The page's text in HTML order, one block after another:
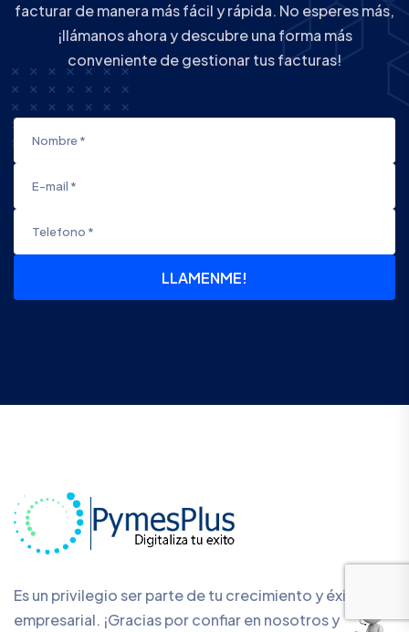
facturar de manera más fácil y rápida. No esperes más,
¡llámanos ahora y descubre una forma más
conveniente de gestionar tus facturas!
LLAMENME!
Es un privilegio ser parte de tu crecimiento y éxito
empresarial. ¡Gracias por confiar en nosotros y